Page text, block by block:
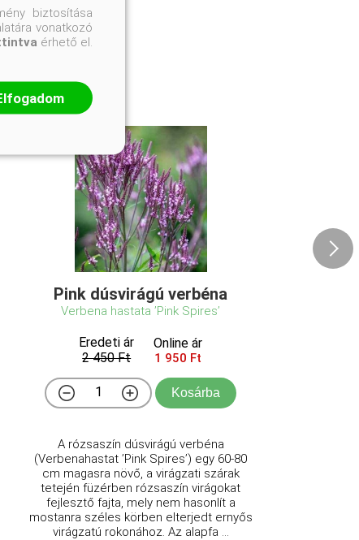
Pink dúsvirágú verbéna
Verbena hastata ’Pink Spires’
Eredeti ár
2 450 Ft
Online ár
1 950 Ft
Kosárba
A rózsaszín dúsvirágú verbéna
(Verbenahastat ’Pink Spires’) egy 60-80
cm magasra növő, a virágzati szárak
tetején füzérben rózsaszín virágokat
fejlesztő fajta, mely nem hasonlít a
mostanra széles körben elterjedt ernyős
virágzatú rokonához. Az alapfa ...
biztosítása
vonatkozó
érhető el.